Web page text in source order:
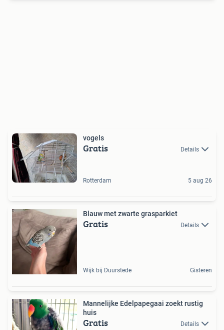
vogels
Gratis Details
Rotterdam 5 aug 26
Blauw met zwarte grasparkiet
Gratis Details
Wijk bij Duurstede Gisteren
Mannelijke Edelpapegaai zoekt rustig
huis
Gratis Details